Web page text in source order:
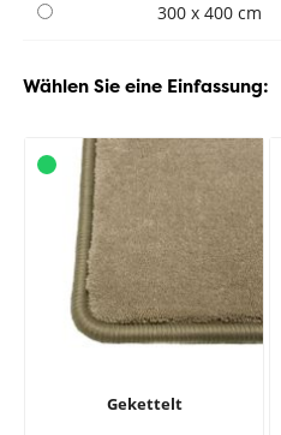
300 x 400 cm
Wählen Sie eine Einfassung:
Gekettelt